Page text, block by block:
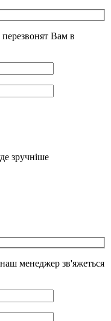
Вам в
зручніше
менеджер зв'яжеться